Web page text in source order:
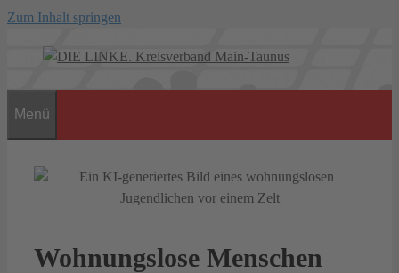
Zum Inhalt springen
Menü
Wohnungslose Menschen